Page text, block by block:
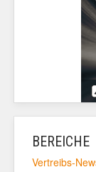
BEREICHE
Vertreibs-